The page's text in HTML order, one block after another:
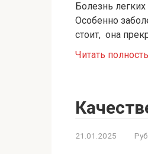
Болезнь
Особенно
стоит, она
Читать
21.01.2025